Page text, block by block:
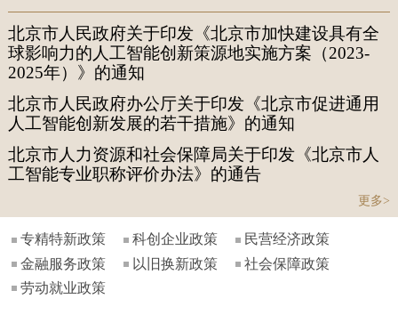
北京市人民政府关于印发《北京市加快建设具有全
球影响力的人工智能创新策源地实施方案（2023-
2025年）》的通知
北京市人民政府办公厅关于印发《北京市促进通用
人工智能创新发展的若干措施》的通知
北京市人力资源和社会保障局关于印发《北京市人
工智能专业职称评价办法》的通告
更多>
专精特新政策 科创企业政策
民营经济政策
金融服务政策
以旧换新政策
社会保障政策
劳动就业政策